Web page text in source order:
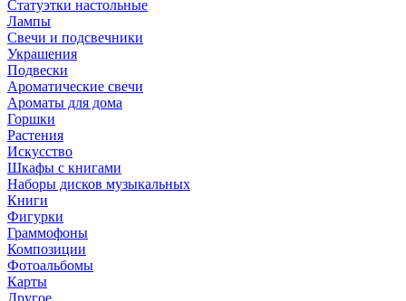
Статуэтки настольные
Лампы
Свечи и подсвечники
Украшения
Подвески
Ароматические свечи
Ароматы для дома
Горшки
Растения
Искусство
Шкафы с книгами
Наборы дисков музыкальных
Книги
Фигурки
Граммофоны
Композиции
Фотоальбомы
Карты
Другое